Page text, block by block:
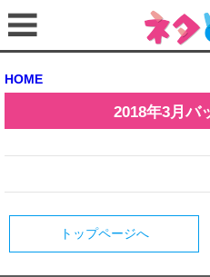
HOME
2018年3月バ
トップページへ